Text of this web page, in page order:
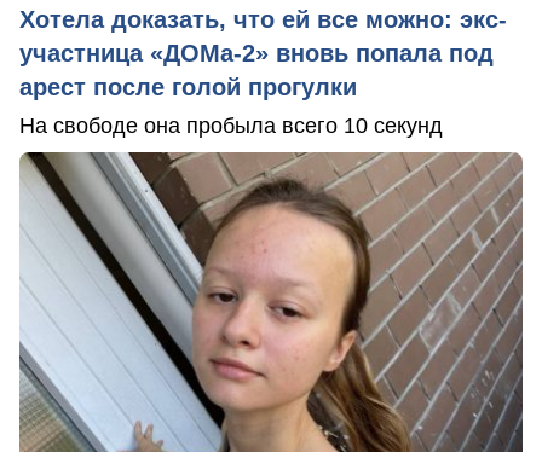
Хотела доказать, что ей все можно: экс-
участница «ДОМа-2» вновь попала под
арест после голой прогулки
На свободе она пробыла всего 10 секунд